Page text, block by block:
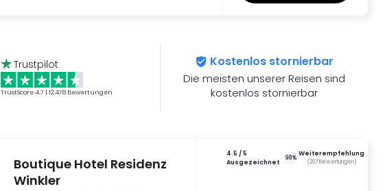
Trustpilot
TrustScore 4.7 | 12,478 Bewertungen
Kostenlos stornierbar
Die meisten unserer Reisen sind
kostenlos stornierbar
Boutique Hotel Residenz
Winkler
4.5 / 5
ausgezeichnet
98% Weiterempfehlung
(297Bewertungen)